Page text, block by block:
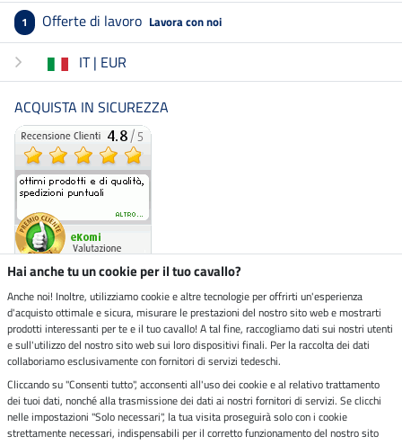
1 Offerte di lavoro Lavora con noi
IT | EUR
ACQUISTA IN SICUREZZA
Negozio ecosostenibile
Spedizioni tramite
Paga in sicurezza con
Hai anche tu un cookie per il tuo cavallo?
Anche noi! Inoltre, utilizziamo cookie e altre tecnologie per offrirti un'esperienza
d'acquisto ottimale e sicura, misurare le prestazioni del nostro sito web e mostrarti
prodotti interessanti per te e il tuo cavallo! A tal fine, raccogliamo dati sui nostri utenti
e sull'utilizzo del nostro sito web sui loro dispositivi finali. Per la raccolta dei dati
collaboriamo esclusivamente con fornitori di servizi tedeschi.
Cliccando su "Consenti tutto", acconsenti all'uso dei cookie e al relativo trattamento
dei tuoi dati, nonché alla trasmissione dei dati ai nostri fornitori di servizi. Se clicchi
nelle impostazioni "Solo necessari", la tua visita proseguirà solo con i cookie
strettamente necessari, indispensabili per il corretto funzionamento del nostro sito